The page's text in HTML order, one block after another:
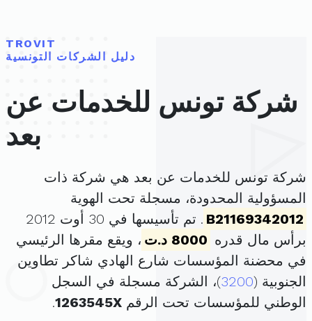
TROVIT
دليل الشركات التونسية
شركة تونس للخدمات عن
بعد
شركة تونس للخدمات عن بعد هي شركة ذات
المسؤولية المحدودة، مسجلة تحت الهوية
B21169342012
. تم تأسيسها في 30 أوت 2012
برأس مال قدره 8000 د.ت
، ويقع مقرها الرئيسي
في محضنة المؤسسات شارع الهادي شاكر تطاوين
الجنوبية (3200)، الشركة مسجلة في السجل
الوطني للمؤسسات تحت الرقم 1263545X
.